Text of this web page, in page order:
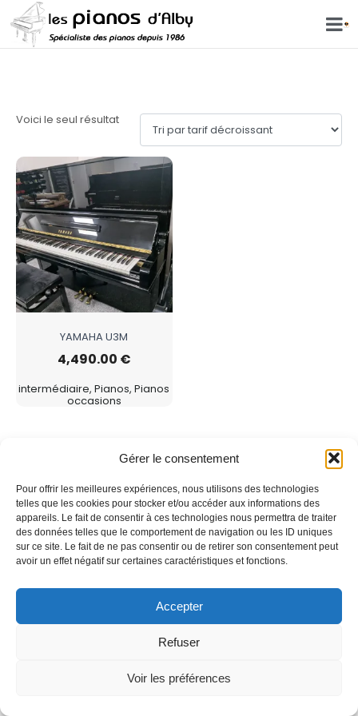
Gérer le consentement
Pour offrir les meilleures expériences, nous utilisons des technologies
telles que les cookies pour stocker et/ou accéder aux informations des
appareils. Le fait de consentir à ces technologies nous permettra de traiter
des données telles que le comportement de navigation ou les ID uniques
sur ce site. Le fait de ne pas consentir ou de retirer son consentement peut
avoir un effet négatif sur certaines caractéristiques et fonctions.
Accepter
Refuser
Voir les préférences
Voici le seul résultat
YAMAHA U3M
4,490.00 €
intermédiaire, Pianos, Pianos
occasions
– Les Pianos d’Alby –
05 63 38 40 82
lespianosdalby@orange.fr
Vente et location de piano sur Albi, Castres et
alentours.
Tarn